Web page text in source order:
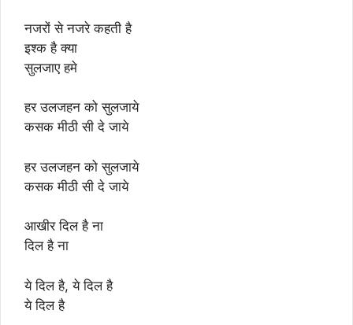
नजरों से नजरे कहती है
इश्क है क्या
सुलजाए हमे
हर उलजहन को सुलजाये
कसक मीठी सी दे जाये
हर उलजहन को सुलजाये
कसक मीठी सी दे जाये
आखीर दिल है ना
दिल है ना
ये दिल है, ये दिल है
ये दिल है